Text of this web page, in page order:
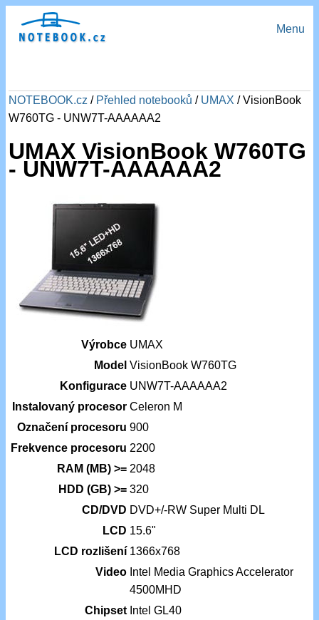
Menu
NOTEBOOK.cz / Přehled notebooků / UMAX / VisionBook
W760TG - UNW7T-AAAAAA2
UMAX VisionBook W760TG
- UNW7T-AAAAAA2
Výrobce UMAX
Model VisionBook W760TG
Konfigurace UNW7T-AAAAAA2
Instalovaný procesor Celeron M
Označení procesoru 900
Frekvence procesoru 2200
RAM (MB) >= 2048
HDD (GB) >= 320
CD/DVD DVD+/-RW Super Multi DL
LCD 15.6"
LCD rozlišení 1366x768
Video Intel Media Graphics Accelerator
4500MHD
Chipset Intel GL40